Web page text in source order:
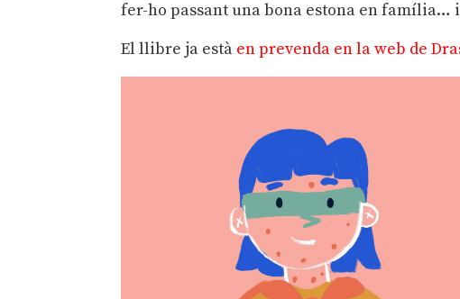
fer-ho passant una bona estona en família…
El llibre ja està en prevenda en la web de